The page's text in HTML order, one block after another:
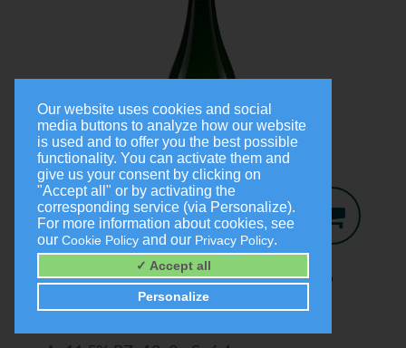
Jo-Secco
Trocken
9,00 €
Our website uses cookies and social
media buttons to analyze how our website
is used and to offer you the best possible
functionality. You can activate them and
give us your consent by clicking on
"Accept all" or by activating the
corresponding service (via Personalize).
For more information about cookies, see
our Cookie Policy and our Privacy Policy.
✓ Accept all
Personalize